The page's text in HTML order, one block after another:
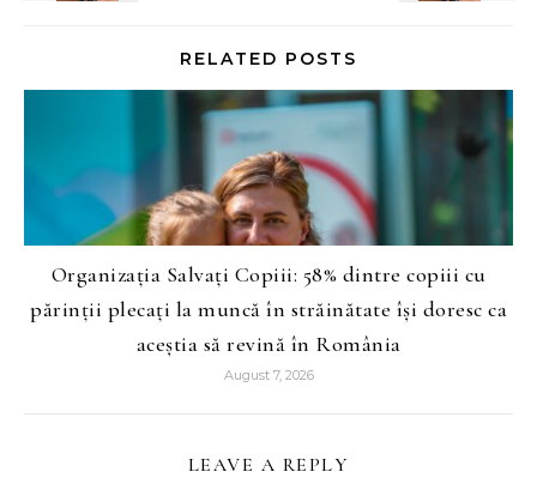
RELATED POSTS
Organizația Salvați Copiii: 58% dintre copiii cu
părinții plecați la muncă în străinătate își doresc ca
aceștia să revină în România
August 7, 2026
LEAVE A REPLY